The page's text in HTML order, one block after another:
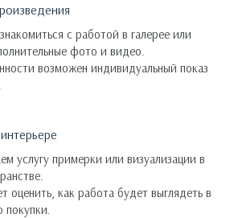
с работой в галерее или
фото и видео.
возможен индивидуальный показ
услугу примерки или визуализации в
оценить, как работа будет выглядеть в
покупки.